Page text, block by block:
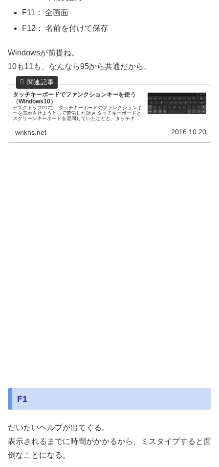
F11： 全画面
F12： 名前を付けて保存
Windowsが前提ね。
10も11も、なんなら95から共通だから。
タッチキーボードでファンクションキーを使う
（Windows10）
デスクトップPCで、タッチキーボードのファンクションキ
ーを表示させようとして苦労した話ｗ タッチキーボードと
スクリーンキーボードを混同していたことと、タッチキー
でした。
wnkhs.net 2016.10.20
F1
だいたいヘルプが出てくる。
表示されるまでに時間がかかるから、ミスタイプすると面
倒なことになる。